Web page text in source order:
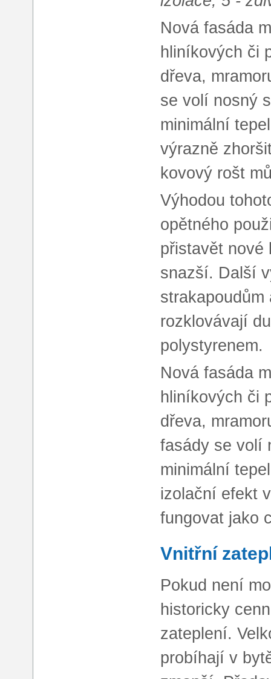
Nová fasáda
hliníkových či
dřeva,
se volí nosný
minimální
výrazně
kovový rošt
Výhodou
opětného
přistavět nové
snazší. Další
rozklovávají
polystyrenem.
Nová fasáda
hliníkových či
dřeva,
fasády se volí
minimální
izolační efekt
fungovat jako
Vnitřní
Pokud není
historicky
zateplení.
probíhají v